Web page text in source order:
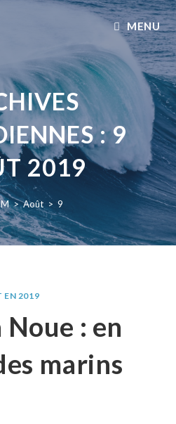
MENU
: 9
2019
> Août > 9
EN 2019
: en
marins